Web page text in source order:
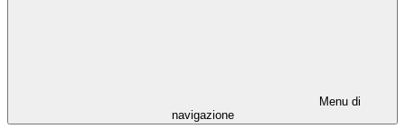
Menu di
navigazione